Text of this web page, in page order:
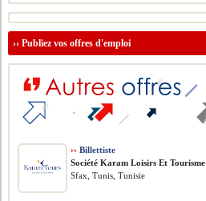
››Publiez vos offres d'emploi
›› Billettiste
Société Karam Loisirs Et Tourisme
Sfax, Tunis, Tunisie